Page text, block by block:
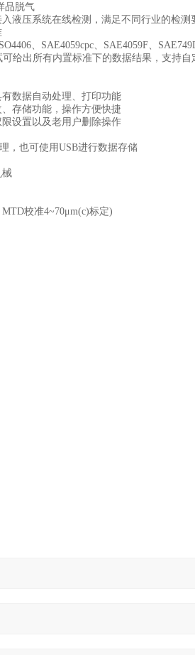
品脱气
压系统在线检测，满足不同行业的检测
、SAE4059cpc、SAE4059F、
给出所有内置标准下的数据结果，支持
数据自动处理、打印功能
存储功能，操作方便快捷
设置以及老用户删除操作
也可使用USB进行数据存储
校准4~70μm(c)标定)